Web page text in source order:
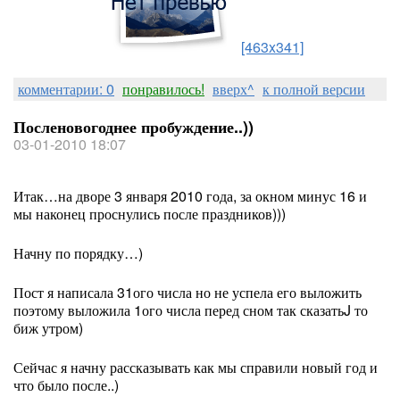
[463x341]
комментарии: 0 понравилось! вверх^ к полной версии
Посленовогоднее пробуждение..))
03-01-2010 18:07
Итак…на дворе 3 января 2010 года, за окном минус 16 и
мы наконец проснулись после праздников)))
Начну по порядку…)
Пост я написала 31ого числа но не успела его выложить
поэтому выложила 1ого числа перед сном так сказатьJ то
биж утром)
Сейчас я начну рассказывать как мы справили новый год и
что было после..)